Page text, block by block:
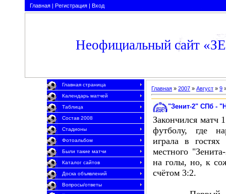
Главная | Регистрация | Вход
Неофициальный сайт
Главная страница
Календарь матчей
Таблица
Состав 2008
Стадионы
Фотоальбом
Были такие матчи
Каталог сайтов
Доска объявлений
Вопросы/ответы
Главная »2007 » Август » 9
"Зенит-2" СПб -
Закончился матч
футболу, где
играла в гостях
местного
на голы, но, к
счётом 3:2.